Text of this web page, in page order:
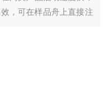
，可在样品舟上直接注
简洁高效设计，可开启